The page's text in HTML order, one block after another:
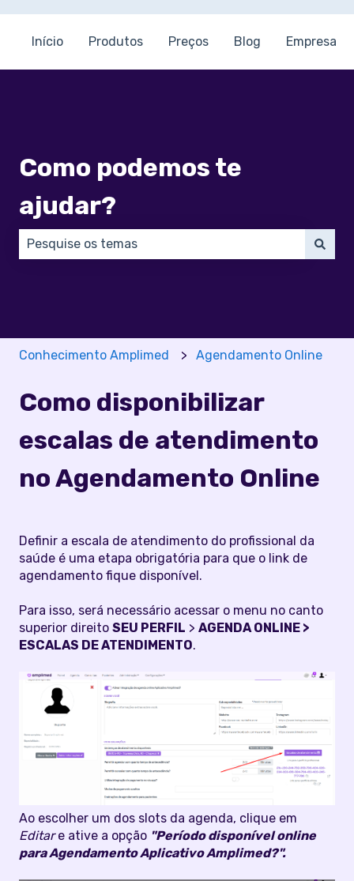
Início Produtos Preços Blog Empresa
Como podemos te
ajudar?
Conhecimento Amplimed Agendamento Online
Como disponibilizar
escalas de atendimento
no Agendamento Online
Definir a escala de atendimento do profissional da
saúde é uma etapa obrigatória para que o link de
agendamento fique disponível.
Para isso, será necessário acessar o menu no canto
superior direito SEU PERFIL > AGENDA ONLINE >
ESCALAS DE ATENDIMENTO.
Ao escolher um dos slots da agenda, clique em
Editare ative a opção "Período disponível online
para Agendamento Aplicativo Amplimed?".